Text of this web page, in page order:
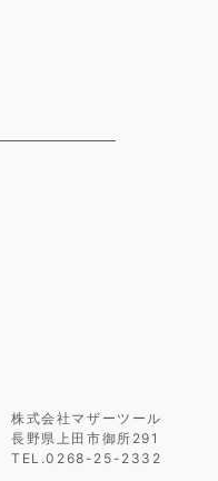
株式会社マザーツール
長野県上田市御所291
TEL.0268-25-2332